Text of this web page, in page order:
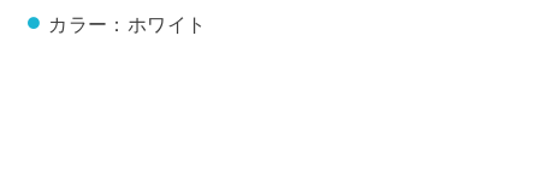
カラー：ホワイト